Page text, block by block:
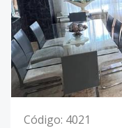
Código: 4021